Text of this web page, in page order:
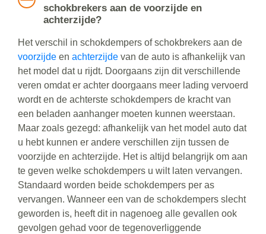
schokbrekers aan de voorzijde en
achterzijde?
Het verschil in schokdempers of schokbrekers aan de
voorzijde en achterzijde van de auto is afhankelijk van
het model dat u rijdt. Doorgaans zijn dit verschillende
veren omdat er achter doorgaans meer lading vervoerd
wordt en de achterste schokdempers de kracht van
een beladen aanhanger moeten kunnen weerstaan.
Maar zoals gezegd: afhankelijk van het model auto dat
u hebt kunnen er andere verschillen zijn tussen de
voorzijde en achterzijde. Het is altijd belangrijk om aan
te geven welke schokdempers u wilt laten vervangen.
Standaard worden beide schokdempers per as
vervangen. Wanneer een van de schokdempers slecht
geworden is, heeft dit in nagenoeg alle gevallen ook
gevolgen gehad voor de tegenoverliggende